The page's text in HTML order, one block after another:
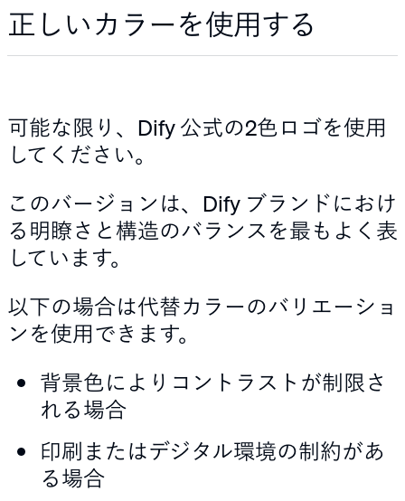
正しいカラーを使用する
可能な限り、Dify 公式の2色ロゴを使用
してください。
このバージョンは、Dify ブランドにおけ
る明瞭さと構造のバランスを最もよく表
しています。
以下の場合は代替カラーのバリエーショ
ンを使用できます。
背景色によりコントラストが制限さ
れる場合
印刷またはデジタル環境の制約があ
る場合